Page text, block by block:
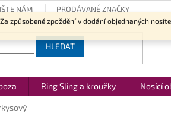
zpoždění v dodání objednaných
NÁM PRODÁVANÉ ZNAČKY
HLEDAT
Ring Sling a kroužky Nosící